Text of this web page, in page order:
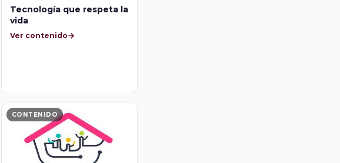
Tecnología que respeta la
vida
Ver contenido
CONTENIDO